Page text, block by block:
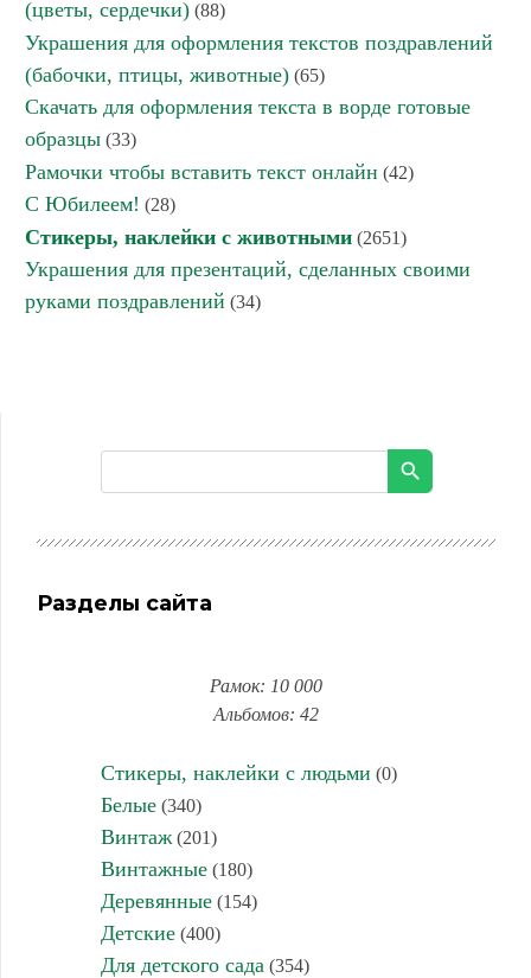
(цветы, сердечки) (88)
Украшения для оформления текстов поздравлений
(бабочки, птицы, животные) (65)
Скачать для оформления текста в ворде готовые
образцы (33)
Рамочки чтобы вставить текст онлайн (42)
С Юбилеем! (28)
Стикеры, наклейки с животными (2651)
Украшения для презентаций, сделанных своими
руками поздравлений (34)
Разделы сайта
Рамок: 10 000
Альбомов: 42
Стикеры, наклейки с людьми (0)
Белые(340)
Винтаж(201)
Винтажные(180)
Деревянные(154)
Детские(400)
Для детского сада (354)